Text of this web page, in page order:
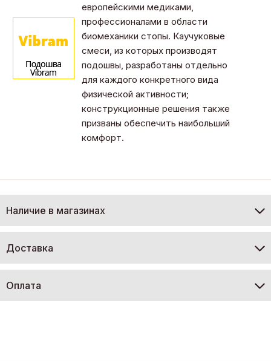
европейскими медиками,
профессионалами в области
биомеханики стопы. Каучуковые
смеси, из которых производят
подошвы, разработаны отдельно
для каждого конкретного вида
физической активности;
конструкционные решения также
призваны обеспечить наибольший
комфорт.
Наличие в магазинах
Доставка
Оплата